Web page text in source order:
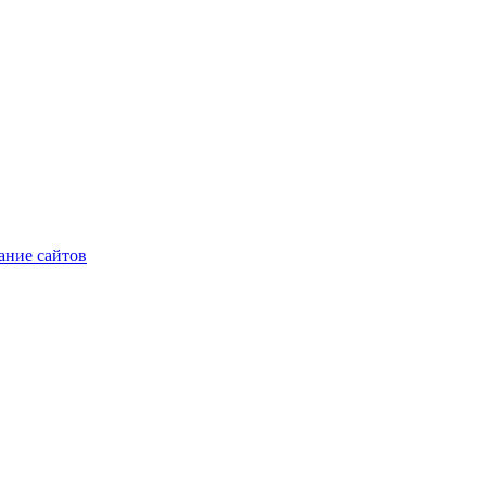
сайтов